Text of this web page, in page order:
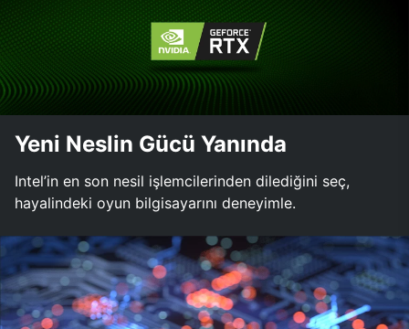
Yeni Neslin Gücü Yanında
Intel’in en son nesil işlemcilerinden dilediğini seç,
hayalindeki oyun bilgisayarını deneyimle.